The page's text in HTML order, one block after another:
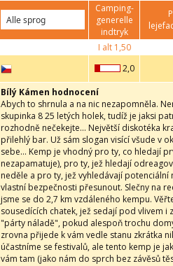
Camping-
generelle
indtryk
I alt1,50
2,0
Bílý Kámen hodnocení
Abych to shrnula a na nic nezapomněla.
skupinka 8 25 letých holek, tudíž je jaksi
rozhodně nečekejte... Největší diskotéka
přilehlý bar. Už sám slogan visící všude v
sebe... Kemp je vhodný pro ty, co hledají
nezapamatuje), pro ty, jež hledají
neděle a pro ty, jež vyhledávají
vlastní bezpečnosti přesunout. Slečny na
jsme se do 2,7 km vzdáleného kempu.
sousedících chatek, jež sedají pod vlivem i
"párty náladě", pokud alespoň trochu
zrovna přijede k vám vedle stanu zkrátka
účastníme se festivalů, ale tento kemp je
vám tam (jako nám do sprch bez závěsů